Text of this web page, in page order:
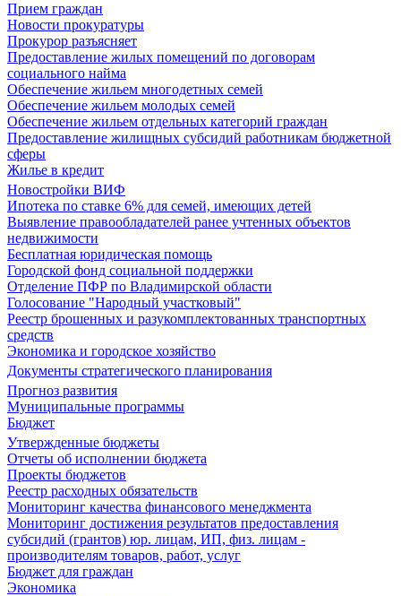
Прием граждан
Новости прокуратуры
Прокурор разъясняет
Предоставление жилых помещений по договорам
социального найма
Обеспечение жильем многодетных семей
Обеспечение жильем молодых семей
Обеспечение жильем отдельных категорий граждан
Предоставление жилищных субсидий работникам бюджетной
сферы
Жилье в кредит
Новостройки ВИФ
Ипотека по ставке 6% для семей, имеющих детей
Выявление правообладателей ранее учтенных объектов
недвижимости
Бесплатная юридическая помощь
Городской фонд социальной поддержки
Отделение ПФР по Владимирской области
Голосование "Народный участковый"
Реестр брошенных и разукомплектованных транспортных
средств
Экономика и городское хозяйство
Документы стратегического планирования
Прогноз развития
Муниципальные программы
Бюджет
Утвержденные бюджеты
Отчеты об исполнении бюджета
Проекты бюджетов
Реестр расходных обязательств
Мониторинг качества финансового менеджмента
Мониторинг достижения результатов предоставления
субсидий (грантов) юр. лицам, ИП, физ. лицам -
производителям товаров, работ, услуг
Бюджет для граждан
Экономика